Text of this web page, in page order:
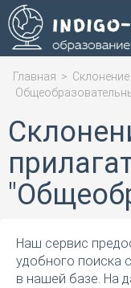
Главная >
Наш сервис
удобного поиска
в нашей базе. На